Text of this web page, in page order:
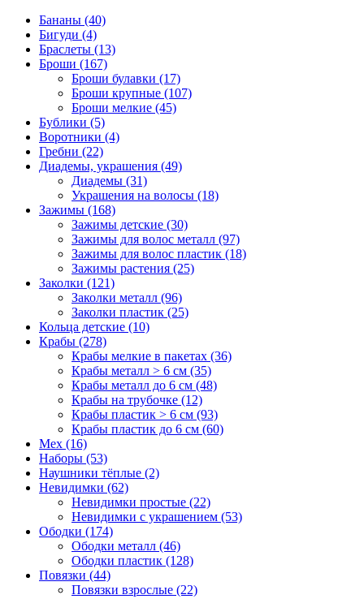
Бананы (40)
Бигуди (4)
Браслеты (13)
Броши (167)
Броши булавки (17)
Броши крупные (107)
Броши мелкие (45)
Бублики (5)
Воротники (4)
Гребни (22)
Диадемы, украшения (49)
Диадемы (31)
Украшения на волосы (18)
Зажимы (168)
Зажимы детские (30)
Зажимы для волос металл (97)
Зажимы для волос пластик (18)
Зажимы растения (25)
Заколки (121)
Заколки металл (96)
Заколки пластик (25)
Кольца детские (10)
Крабы (278)
Крабы мелкие в пакетах (36)
Крабы металл > 6 см (35)
Крабы металл до 6 см (48)
Крабы на трубочке (12)
Крабы пластик > 6 см (93)
Крабы пластик до 6 см (60)
Мех (16)
Наборы (53)
Наушники тёплые (2)
Невидимки (62)
Невидимки простые (22)
Невидимки с украшением (53)
Ободки (174)
Ободки металл (46)
Ободки пластик (128)
Повязки (44)
Повязки взрослые (22)